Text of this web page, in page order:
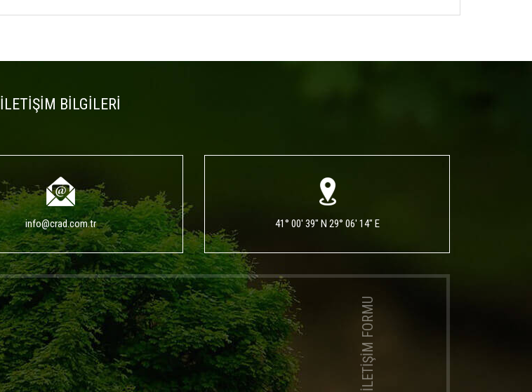
İLETİŞİM BİLGİLERİ
info@crad.com.tr 41° 00' 39" N 29° 06' 14" E
İLETİŞİM FORMU